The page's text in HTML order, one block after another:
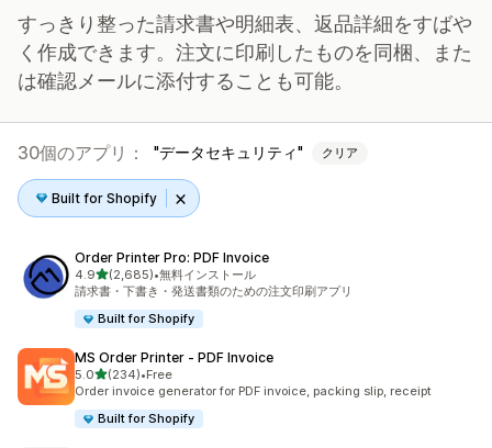
すっきり整った請求書や明細表、返品詳細をすばや
く作成できます。注文に印刷したものを同梱、また
は確認メールに添付することも可能。
30個のアプリ： データセキュリティ クリア
Built for Shopify
Order Printer Pro: PDF Invoice
4.95つ星中
(2,685)
合計レビュー数：2685件
•無料インストール
請求書・下書き・発送書類のための注文印刷アプリ
Built for Shopify
MS Order Printer ‑ PDF Invoice
5.05つ星中
(234)
合計レビュー数：234件
•Free
Order invoice generator for PDF invoice, packing slip, receipt
Built for Shopify